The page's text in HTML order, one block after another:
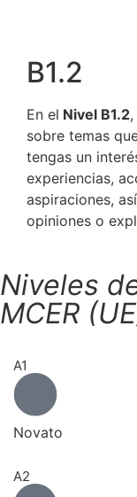
B1.2
En el Nivel B1.2
sobre temas
tengas un
experiencias,
aspiraciones,
opiniones o
Niveles
MCER
A1
Novato
A2